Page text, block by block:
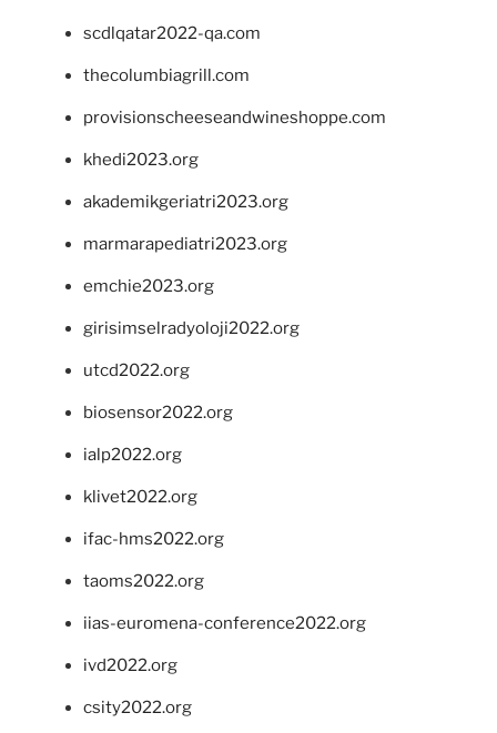
scdlqatar2022-qa.com
thecolumbiagrill.com
provisionscheeseandwineshoppe.com
khedi2023.org
akademikgeriatri2023.org
marmarapediatri2023.org
emchie2023.org
girisimselradyoloji2022.org
utcd2022.org
biosensor2022.org
ialp2022.org
klivet2022.org
ifac-hms2022.org
taoms2022.org
iias-euromena-conference2022.org
ivd2022.org
csity2022.org